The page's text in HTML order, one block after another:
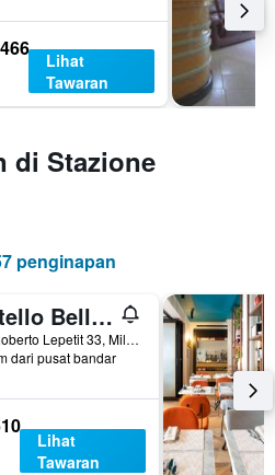
Lihat
Tawaran
di Stazione
penginapan
Ostello Bello Milano Centrale
Via Roberto Lepetit 33, Milan, Milano, Itali
dari pusat bandar
Lihat
Tawaran